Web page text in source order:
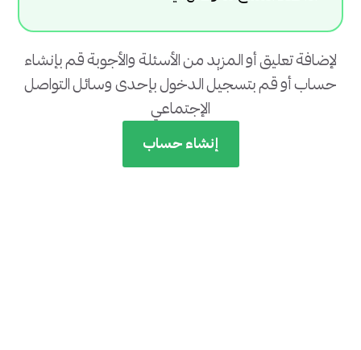
لإضافة تعليق أو المزيد من الأسئلة والأجوبة قم بإنشاء
حساب أو قم بتسجيل الدخول بإحدى وسائل التواصل
الإجتماعي
إنشاء حساب